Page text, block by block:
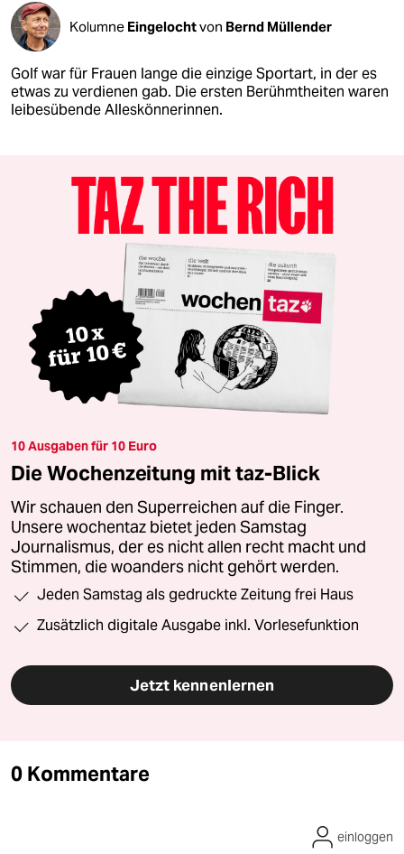
Kolumne Eingelochtvon Bernd Müllender
Golf war für Frauen lange die einzige Sportart, in der es
etwas zu verdienen gab. Die ersten Berühmtheiten waren
leibesübende Alleskönnerinnen.
10 Ausgaben für 10 Euro
Die Wochenzeitung mit taz-Blick
Wir schauen den Superreichen auf die Finger.
Unsere wochentaz bietet jeden Samstag
Journalismus, der es nicht allen recht macht und
Stimmen, die woanders nicht gehört werden.
Jeden Samstag als gedruckte Zeitung frei Haus
Zusätzlich digitale Ausgabe inkl. Vorlesefunktion
Jetzt kennenlernen
0 Kommentare
einloggen